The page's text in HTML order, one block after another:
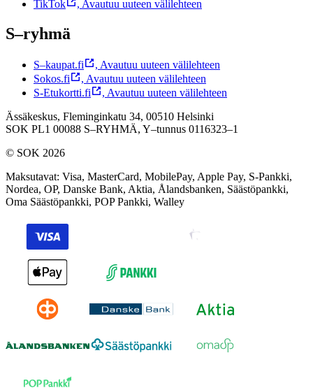
TikTok
, Avautuu uuteen välilehteen
S–ryhmä
S–kaupat.fi , Avautuu uuteen välilehteen
Sokos.fi
, Avautuu uuteen välilehteen
S-Etukortti.fi
, Avautuu uuteen välilehteen
Ässäkeskus, Fleminginkatu 34, 00510 Helsinki
SOK PL1 00088 S–RYHMÄ, Y–tunnus 0116323–1
© SOK 2026
Maksutavat: Visa, MasterCard, MobilePay, Apple Pay, S-Pankki,
Nordea, OP, Danske Bank, Aktia, Ålandsbanken, Säästöpankki,
Oma Säästöpankki, POP Pankki, Walley